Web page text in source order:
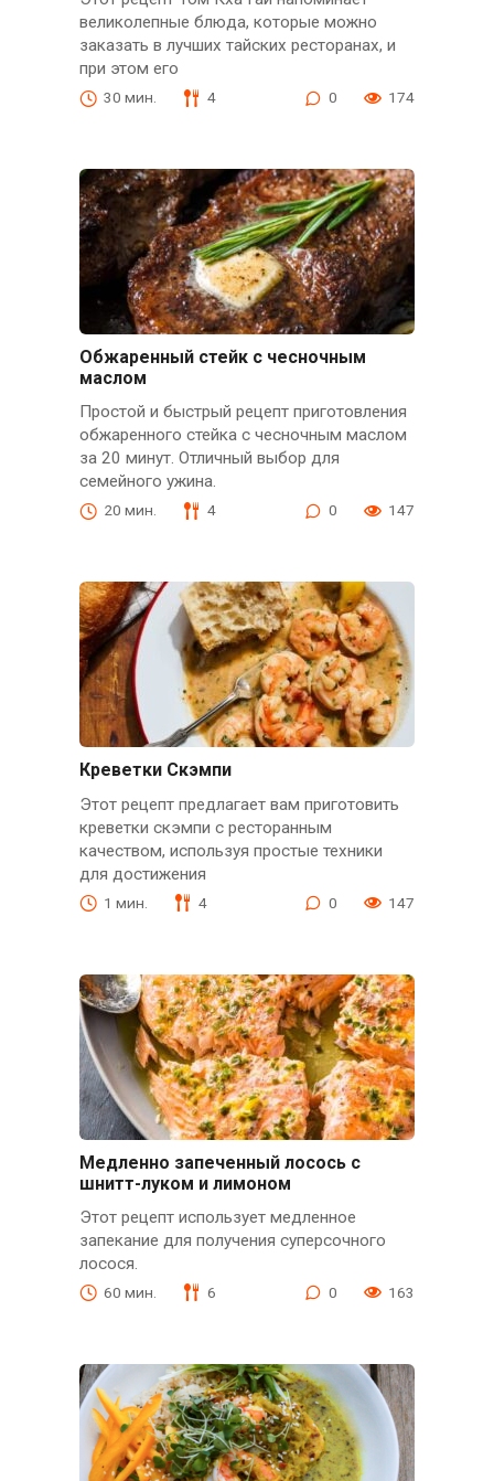
великолепные блюда, которые можно
заказать в лучших тайских ресторанах, и
при этом его
30 мин. 4 0 174
Обжаренный стейк с чесночным
маслом
Простой и быстрый рецепт приготовления
обжаренного стейка с чесночным маслом
за 20 минут. Отличный выбор для
семейного ужина.
20 мин. 4 0 147
Креветки Скэмпи
Этот рецепт предлагает вам приготовить
креветки скэмпи с ресторанным
качеством, используя простые техники
для достижения
1 мин. 4 0 147
Медленно запеченный лосось с
шнитт-луком и лимоном
Этот рецепт использует медленное
запекание для получения суперсочного
лосося.
60 мин. 6 0 163